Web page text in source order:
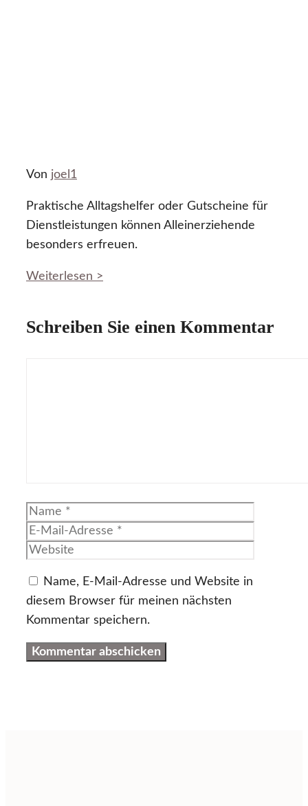
Von joel1
Praktische Alltagshelfer oder Gutscheine für
Dienstleistungen können Alleinerziehende
besonders erfreuen.
Weiterlesen >
Schreiben Sie einen Kommentar
Name
Name, E-Mail-Adresse und Website in
diesem Browser für meinen nächsten
Kommentar speichern.